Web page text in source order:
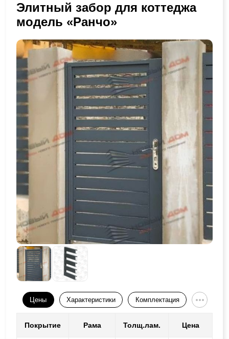
Элитный забор для коттеджа
модель «Ранчо»
Цены Характеристики Комплектация
Покрытие Рама Толщ.лам. Цена